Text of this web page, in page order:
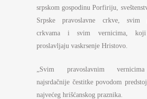
srpskom gospodinu Porfiriju,
Srpske pravoslavne crkve, svim
crkvama i svim vernicima,
proslavljaju vaskrsenje Hristovo.
„Svim pravoslavnim
najsrdačnije čestitke povodom
najvećeg hrišćanskog praznika.